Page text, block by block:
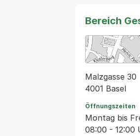
Bereich
Malzgasse 30
4001 Basel
Öffnungszeiten
Montag bis
08:00 - 12:00